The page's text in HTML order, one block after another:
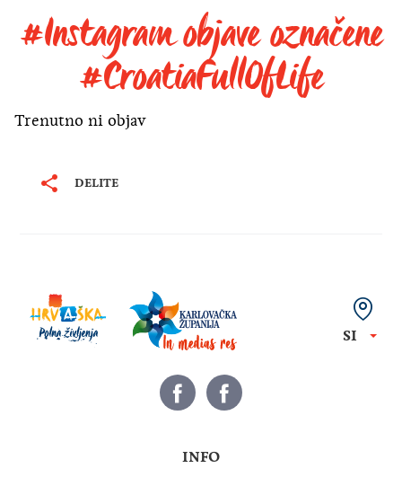
#Instagram objave označene
#CroatiaFullOfLife
Trenutno ni objav
DELITE
SI
INFO